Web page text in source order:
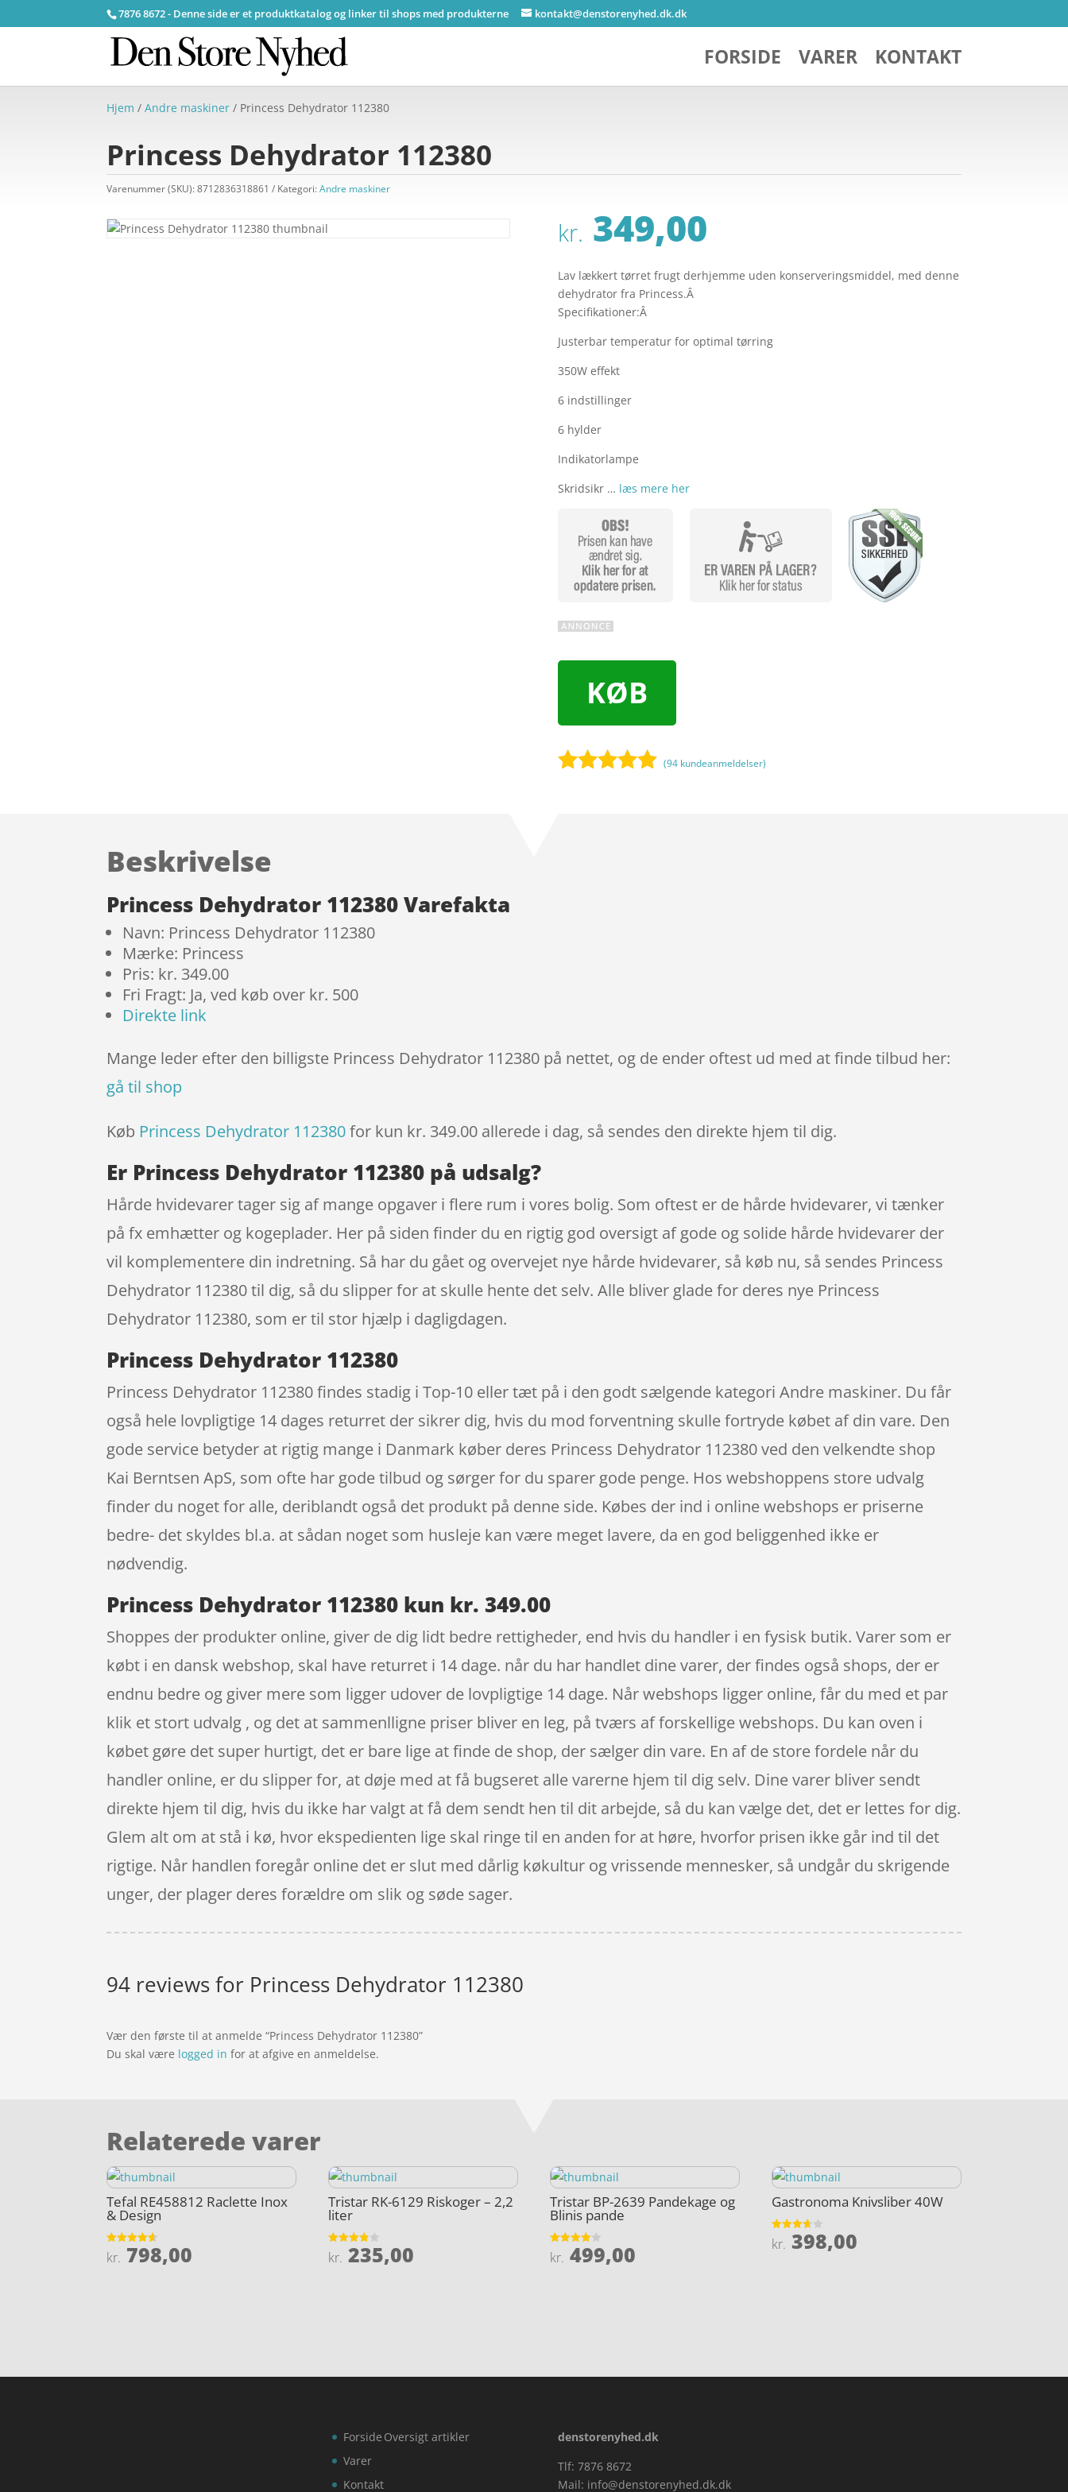
7876 8672 - Denne side er et produktkatalog og linker til shops med produkterne kontakt@denstorenyhed.dk.dk
FORSIDE VARER KONTAKT
Hjem /Andre maskiner / Princess Dehydrator 112380
Princess Dehydrator 112380
Varenummer (SKU):8712836318861 Kategori:Andre maskiner
kr. 349,00
Lav lækkert tørret frugt derhjemme uden konserveringsmiddel, med denne
dehydrator fra Princess.Â
Specifikationer:Â
Justerbar temperatur for optimal tørring
350W effekt
6 indstillinger
6 hylder
Indikatorlampe
Skridsikr … læs mere her
KØB
(94 kundeanmeldelser)
Beskrivelse
Princess Dehydrator 112380 Varefakta
Navn: Princess Dehydrator 112380
Mærke: Princess
Pris: kr. 349.00
Fri Fragt: Ja, ved køb over kr. 500
Direkte link
Mange leder efter den billigste Princess Dehydrator 112380 på nettet, og de ender oftest ud med at finde tilbud her:
gå til shop
Køb Princess Dehydrator 112380for kun kr. 349.00 allerede i dag, så sendes den direkte hjem til dig.
Er Princess Dehydrator 112380 på udsalg?
Hårde hvidevarer tager sig af mange opgaver i flere rum i vores bolig. Som oftest er de hårde hvidevarer, vi tænker
på fx emhætter og kogeplader. Her på siden finder du en rigtig god oversigt af gode og solide hårde hvidevarer der
vil komplementere din indretning. Så har du gået og overvejet nye hårde hvidevarer, så køb nu, så sendes Princess
Dehydrator 112380 til dig, så du slipper for at skulle hente det selv. Alle bliver glade for deres nye Princess
Dehydrator 112380, som er til stor hjælp i dagligdagen.
Princess Dehydrator 112380
Princess Dehydrator 112380 findes stadig i Top-10 eller tæt på i den godt sælgende kategori Andre maskiner. Du får
også hele lovpligtige 14 dages returret der sikrer dig, hvis du mod forventning skulle fortryde købet af din vare. Den
gode service betyder at rigtig mange i Danmark køber deres Princess Dehydrator 112380 ved den velkendte shop
Kai Berntsen ApS, som ofte har gode tilbud og sørger for du sparer gode penge. Hos webshoppens store udvalg
finder du noget for alle, deriblandt også det produkt på denne side. Købes der ind i online webshops er priserne
bedre- det skyldes bl.a. at sådan noget som husleje kan være meget lavere, da en god beliggenhed ikke er
nødvendig.
Princess Dehydrator 112380 kun kr. 349.00
Shoppes der produkter online, giver de dig lidt bedre rettigheder, end hvis du handler i en fysisk butik. Varer som er
købt i en dansk webshop, skal have returret i 14 dage. når du har handlet dine varer, der findes også shops, der er
endnu bedre og giver mere som ligger udover de lovpligtige 14 dage. Når webshops ligger online, får du med et par
klik et stort udvalg , og det at sammenlligne priser bliver en leg, på tværs af forskellige webshops. Du kan oven i
købet gøre det super hurtigt, det er bare lige at finde de shop, der sælger din vare. En af de store fordele når du
handler online, er du slipper for, at døje med at få bugseret alle varerne hjem til dig selv. Dine varer bliver sendt
direkte hjem til dig, hvis du ikke har valgt at få dem sendt hen til dit arbejde, så du kan vælge det, det er lettes for dig.
Glem alt om at stå i kø, hvor ekspedienten lige skal ringe til en anden for at høre, hvorfor prisen ikke går ind til det
rigtige. Når handlen foregår online det er slut med dårlig køkultur og vrissende mennesker, så undgår du skrigende
unger, der plager deres forældre om slik og søde sager.
94 reviews for Princess Dehydrator 112380
Vær den første til at anmelde “Princess Dehydrator 112380”
Du skal være logged in for at afgive en anmeldelse.
Relaterede varer
Tefal RE458812 Raclette Inox
& Design
Vurderet
4.6
kr. 798,00
Tristar RK-6129 Riskoger – 2,2
liter
Vurderet
3.8
kr. 235,00
Tristar BP-2639 Pandekage og
Blinis pande
Vurderet
3.9
kr. 499,00
Gastronoma Knivsliber 40W
Vurderet
3.6
kr. 398,00
Forside
Varer
Kontakt
Oversigt artikler
denstorenyhed.dk
Tlf: 7876 8672
Mail: info@denstorenyhed.dk.dk